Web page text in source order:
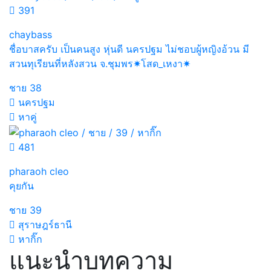
391
chaybass
ชื่อบาสครับ เป็นคนสูง หุ่นดี นครปฐม ไม่ชอบผู้หญิงอ้วน มี
สวนทุเรียนที่หลังสวน จ.ชุมพร✷โสด_เหงา✷
ชาย 38
นครปฐม
หาคู่
481
pharaoh cleo
คุยกัน
ชาย 39
สุราษฎร์ธานี
หากิ๊ก
แนะนำบทความ